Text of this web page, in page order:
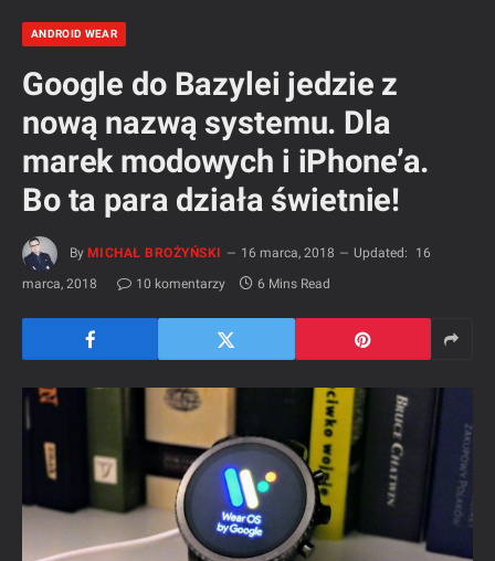
ANDROID WEAR
Google do Bazylei jedzie z
nową nazwą systemu. Dla
marek modowych i iPhone’a.
Bo ta para działa świetnie!
By MICHAŁ BROŻYŃSKI 16 marca, 2018 Updated:
16
marca, 2018
10 komentarzy 6 Mins Read